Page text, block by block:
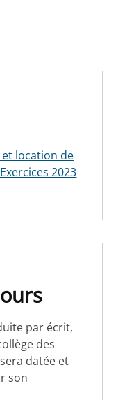
location de
2023
par écrit,
des
datée et
son